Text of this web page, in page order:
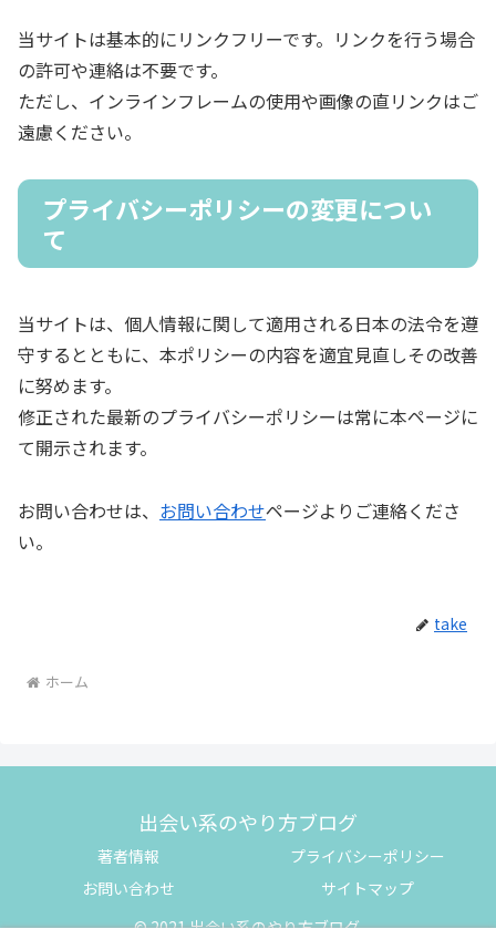
当サイトは基本的にリンクフリーです。リンクを行う場合
の許可や連絡は不要です。
ただし、インラインフレームの使用や画像の直リンクはご
遠慮ください。
プライバシーポリシーの変更につい
て
当サイトは、個人情報に関して適用される日本の法令を遵
守するとともに、本ポリシーの内容を適宜見直しその改善
に努めます。
修正された最新のプライバシーポリシーは常に本ページに
て開示されます。
お問い合わせは、 お問い合わせページよりご連絡くださ
い。
take
ホーム
出会い系のやり方ブログ
著者情報
プライバシーポリシー
お問い合わせ
サイトマップ